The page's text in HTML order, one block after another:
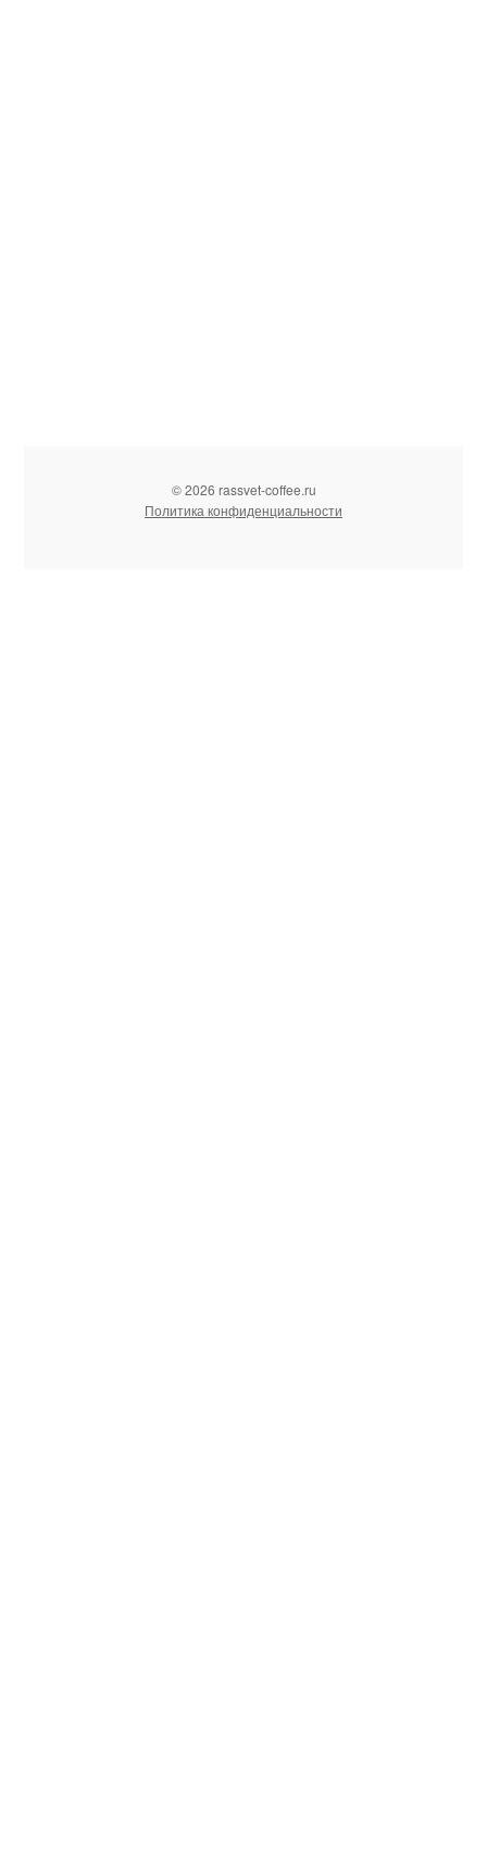
© 2026 rassvet-coffee.ru
Политика конфиденциальности